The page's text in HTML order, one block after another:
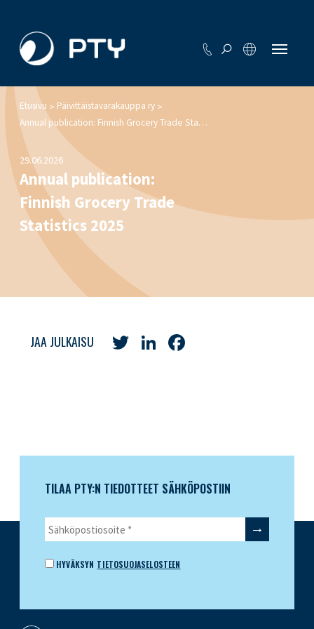
Etusivu > Päivittäistavarakauppa ry >
Annual publication: Finnish Grocery Trade Statistics 2025
29.06.2026
Annual publication:
Finnish Grocery Trade
Statistics 2025
JAA JULKAISU TwitterLinkedIn
TILAA PTY:N TIEDOTTEET SÄHKÖPOSTIIN
HYVÄKSYN TIETOSUOJASELOSTEEN